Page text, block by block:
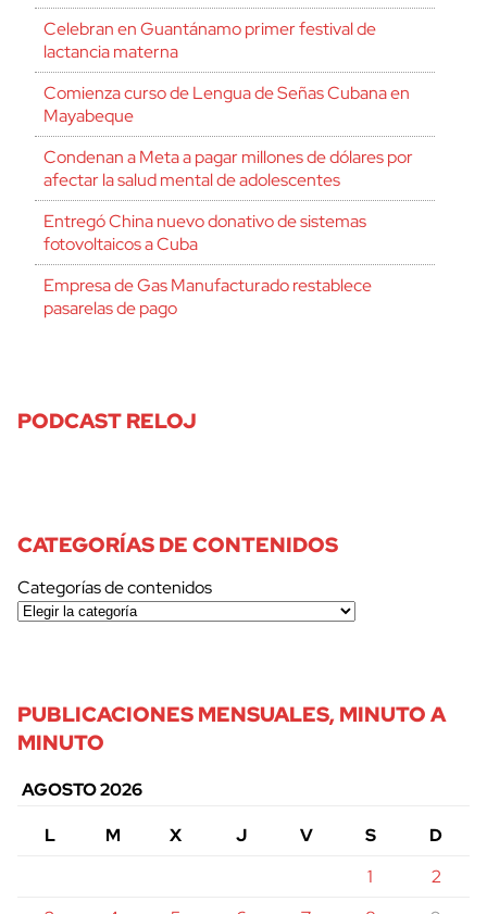
Celebran en Guantánamo primer festival de
lactancia materna
Comienza curso de Lengua de Señas Cubana en
Mayabeque
Condenan a Meta a pagar millones de dólares por
afectar la salud mental de adolescentes
Entregó China nuevo donativo de sistemas
fotovoltaicos a Cuba
Empresa de Gas Manufacturado restablece
pasarelas de pago
PODCAST RELOJ
CATEGORÍAS DE CONTENIDOS
Categorías de contenidos
PUBLICACIONES MENSUALES, MINUTO A
MINUTO
AGOSTO 2026
L
M X J V S
D
1
2